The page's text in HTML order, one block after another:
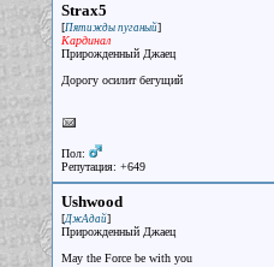
Strax5
[Пятижды пуганый]
Кардинал
Прирожденный Джаец
Дорогу осилит бегущий
Пол:
Репутация: +649
Ushwood
[ДжАдай]
Прирожденный Джаец
May the Force be with you